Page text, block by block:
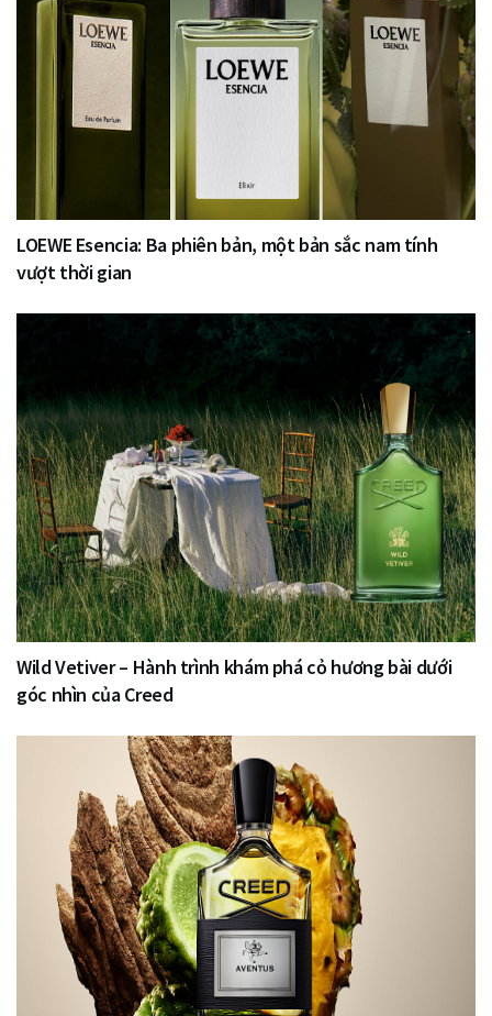
LOEWE Esencia: Ba phiên bản, một bản sắc nam tính
vượt thời gian
Wild Vetiver – Hành trình khám phá cỏ hương bài dưới
góc nhìn của Creed